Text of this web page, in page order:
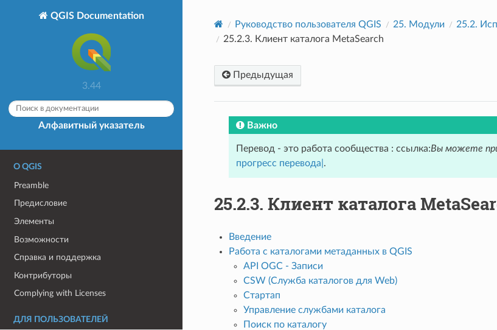
QGIS Documentation
3.44
Алфавитный указатель
О QGIS
Preamble
Предисловие
Элементы
Возможности
Справка и поддержка
Контрибуторы
Complying with Licenses
ДЛЯ ПОЛЬЗОВАТЕЛЕЙ
Руководство пользователя QGIS 25. Модули 25.2.
25.2.3. Клиент каталога MetaSearch
Предыдущая
Важно
Перевод - это работа сообщества : ссылка:Вы можете
прогресс перевода| .
25.2.3. Клиент каталога
Введение
Работа с каталогами метаданных в QGIS
API OGC - Записи
CSW (Служба каталогов для Web)
Стартап
Управление службами каталога
Поиск по каталогу